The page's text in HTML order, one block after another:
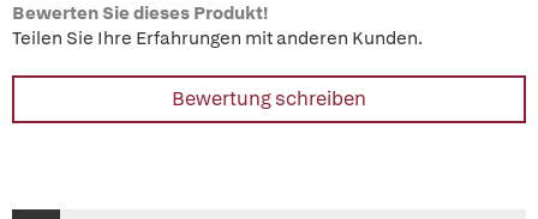
Bewerten Sie dieses Produkt!
Teilen Sie Ihre Erfahrungen mit anderen Kunden.
Bewertung schreiben